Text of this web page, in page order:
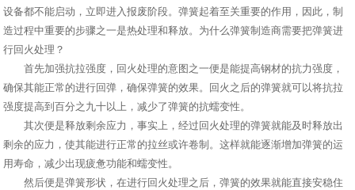
设备都不能启动，立即进入报废阶段。弹簧起着至关重要的作用，因此，制
造过程中重要的步骤之一是热处理和释放。为什么弹簧制造商需要把弹簧进
行回火处理？
首先加强抗拉强度，回火处理的意图之一便是能提高钢材的抗力强度，
确保其能正常的进行回弹，确保弹簧的效果。回火之后的弹簧就可以将抗拉
强度提高到百分之九十以上，减少了弹簧的抗蠕变性。
其次便是释放剩余应力，事实上，经过回火处理的弹簧就能及时释放出
剩余的应力，使其能进行正常的拉丝或许卷制。这样就能逐渐增加弹簧的运
用寿命，减少出现疲惫功能和蠕变性。
然后便是弹簧形状，在进行回火处理之后，弹簧的效果就能直接安稳住